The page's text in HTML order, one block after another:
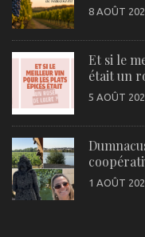
8 AOÛT
Et si le
était un
5 AOÛT
1 AOÛT